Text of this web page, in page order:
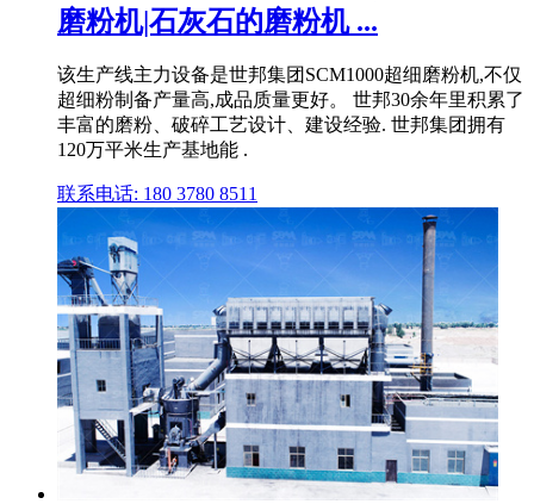
磨粉机|石灰石的磨粉机 ...
该生产线主力设备是世邦集团SCM1000超细磨粉机,不仅
超细粉制备产量高,成品质量更好。 世邦30余年里积累了
丰富的磨粉、破碎工艺设计、建设经验. 世邦集团拥有
120万平米生产基地能 .
联系电话: 180 3780 8511